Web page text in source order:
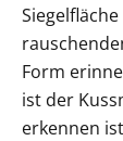
Form
ist der
erkennen